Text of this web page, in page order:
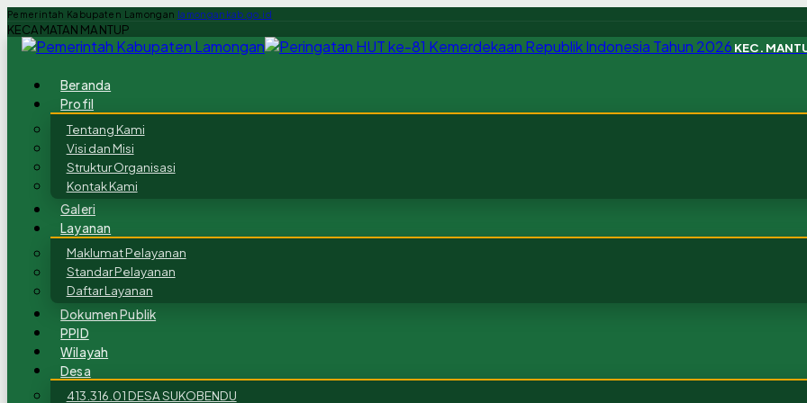
Pemerintah Kabupaten Lamongan lamongankab.go.id
KECAMATAN MANTUP
KEC.
Beranda
Profil
Tentang Kami
Visi dan Misi
Struktur Organisasi
Kontak Kami
Galeri
Layanan
Maklumat Pelayanan
Standar Pelayanan
Daftar Layanan
Dokumen Publik
PPID
Wilayah
Desa
413.316.01 DESA SUKOBENDU